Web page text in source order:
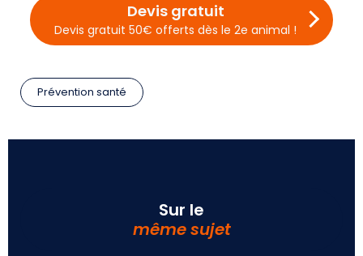
Devis gratuit
Devis gratuit 50€ offerts dès le 2e animal !
Prévention santé
Sur le
même sujet